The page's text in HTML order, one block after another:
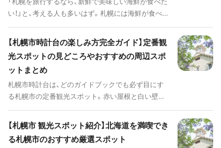
にしてください。
い！」と、考える人も多いはず。札幌には海鮮が食べら
囲気抜群の市場で食事をしてはいかがでしょうか。
札幌の中心地にある二条市場では、獲れたての新鮮
な海鮮がその場で食べられるのです。 今回の記事で
は、美味しい海鮮が食べたい人に向けて二条市場の
楽しみ方を解説します。おすすめの飲食店も紹介し
ますので、ぜひ朝食やランチの参考にしてください。
【札幌市時計台の楽しみ方完全ガイド】定番観
光スポットの見どころやおすすめの周辺スポ
ットまとめ
札幌市時計台は、どのガイドブックでも必ず目にす
る札幌市の定番観光スポット。赤い屋根と白い壁が
では時計台の歴史を知るだけでなく、実際に間近で
時計機械を目にすることができます。 写真映えする
記念撮影スポットも盛りだくさんのため、家族や友
【札幌市 観光スポット紹介】北海道を満喫でき
る札幌市のおすすめ厳選スポット